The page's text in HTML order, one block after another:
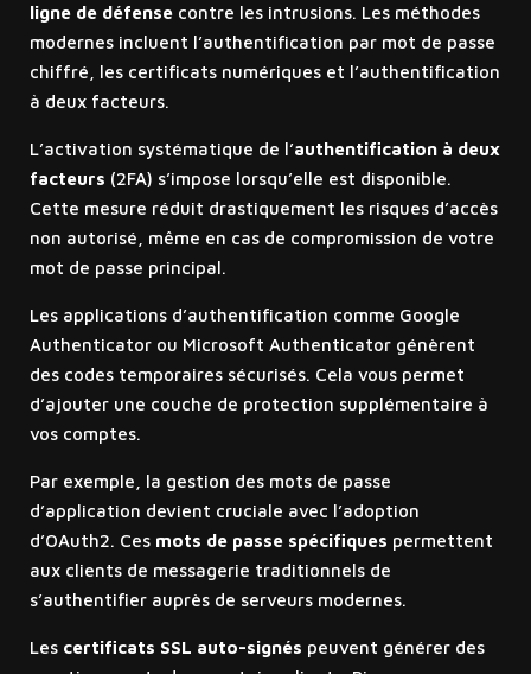
ligne de défensecontre les intrusions. Les méthodes
modernes incluent l’authentification par mot de passe
chiffré, les certificats numériques et l’authentification
à deux facteurs.
L’activation systématique de l’authentification à deux
facteurs (2FA) s’impose lorsqu’elle est disponible.
Cette mesure réduit drastiquement les risques d’accès
non autorisé, même en cas de compromission de votre
mot de passe principal.
Les applications d’authentification comme Google
Authenticator ou Microsoft Authenticator génèrent
des codes temporaires sécurisés. Cela vous permet
d’ajouter une couche de protection supplémentaire à
vos comptes.
Par exemple, la gestion des mots de passe
d’application devient cruciale avec l’adoption
d’OAuth2. Ces mots de passe spécifiques permettent
aux clients de messagerie traditionnels de
s’authentifier auprès de serveurs modernes.
Les certificats SSL auto-signés peuvent générer des